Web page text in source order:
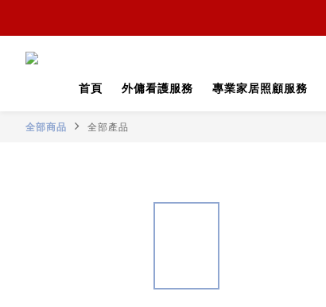
首頁 外傭看護服務 專業家居照顧服務
全部商品 全部產品